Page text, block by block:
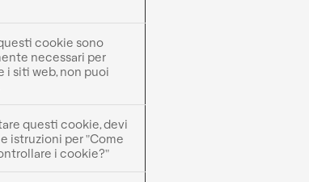
cookie sono
necessari per
i siti web, non puoi
questi cookie, devi
istruzioni per "Come
i cookie?"